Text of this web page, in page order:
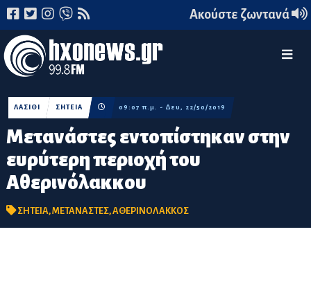
Ακούστε ζωντανά
Mετανάστες εντοπίστηκαν στην
ευρύτερη περιοχή του
Αθερινόλακκου
ΛΑΣΙΘΙ ΣΗΤΕΙΑ 09:07 π.μ. - Δευ, 22/50/2019
ΣΗΤΕΙΑ,ΜΕΤΑΝΑΣΤΕΣ,ΑΘΕΡΙΝΟΛΑΚΚΟΣ